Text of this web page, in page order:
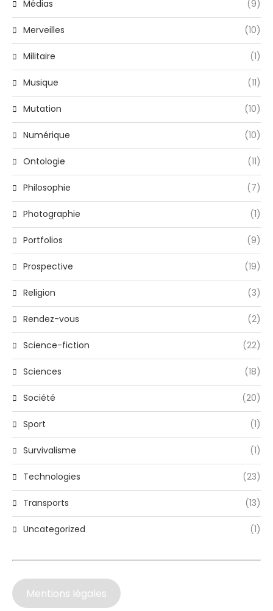
Médias (9)
Merveilles (10)
Militaire (1)
Musique (11)
Mutation (10)
Numérique (10)
Ontologie (11)
Philosophie (7)
Photographie (1)
Portfolios (9)
Prospective (19)
Religion (3)
Rendez-vous (2)
Science-fiction (22)
Sciences (18)
Société (20)
Sport (1)
Survivalisme (1)
Technologies (23)
Transports (13)
Uncategorized (1)
Mentions légales